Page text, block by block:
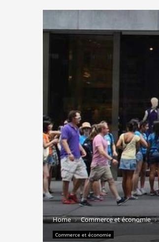
Home Commerce et économie
Commerce et économie